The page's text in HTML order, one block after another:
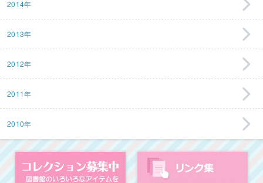
2014年
2013年
2012年
2011年
2010年
コレクション募集中 図